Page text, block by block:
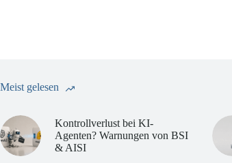
Meist gelesen
Kontrollverlust bei KI-
Agenten? Warnungen von BSI
& AISI